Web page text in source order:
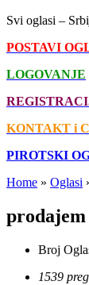
Svi oglasi –
POSTAVI
LOGOVANJE
KONTAKT i
PIROTSKI
Home » Oglasi
prodajem
Broj
1539